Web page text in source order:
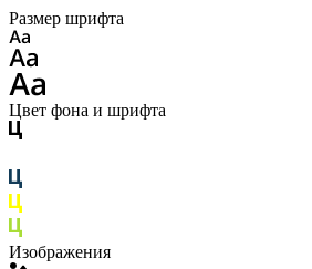
Размер шрифта
Цвет фона и шрифта
Изображения